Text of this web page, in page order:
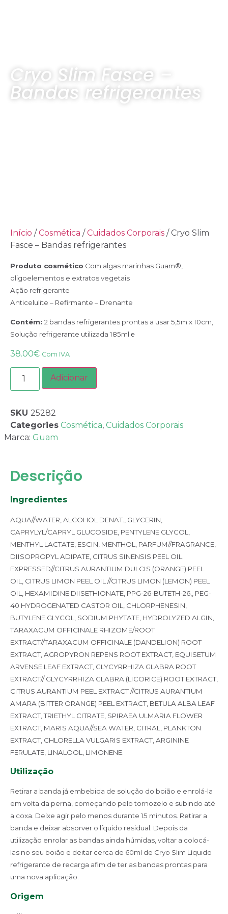
Cryo Slim Fasce –
Bandas refrigerantes
Início /Cosmética /Cuidados Corporais / Cryo Slim
Fasce – Bandas refrigerantes
Produto cosmético Com algas marinhas Guam®,
oligoelementos e extratos vegetais
Ação refrigerante
Anticelulite – Refirmante – Drenante
Contém: 2 bandas refrigerantes prontas a usar 5,5m x 10cm,
Solução refrigerante utilizada 185ml ℮
38.00€ Com IVA
Adicionar
SKU 25282
Categories Cosmética, Cuidados Corporais
Marca: Guam
Descrição
Ingredientes
AQUA//WATER, ALCOHOL DENAT., GLYCERIN,
CAPRYLYL/CAPRYL GLUCOSIDE, PENTYLENE GLYCOL,
MENTHYL LACTATE, ESCIN, MENTHOL, PARFUM//FRAGRANCE,
DIISOPROPYL ADIPATE, CITRUS SINENSIS PEEL OIL
EXPRESSED//CITRUS AURANTIUM DULCIS (ORANGE) PEEL
OIL, CITRUS LIMON PEEL OIL //CITRUS LIMON (LEMON) PEEL
OIL, HEXAMIDINE DIISETHIONATE, PPG-26-BUTETH-26,, PEG-
40 HYDROGENATED CASTOR OIL, CHLORPHENESIN,
BUTYLENE GLYCOL, SODIUM PHYTATE, HYDROLYZED ALGIN,
TARAXACUM OFFICINALE RHIZOME/ROOT
EXTRACT//TARAXACUM OFFICINALE (DANDELION) ROOT
EXTRACT, AGROPYRON REPENS ROOTEXTRACT, EQUISETUM
ARVENSE LEAF EXTRACT, GLYCYRRHIZA GLABRA ROOT
EXTRACT// GLYCYRRHIZA GLABRA (LICORICE) ROOT EXTRACT,
CITRUS AURANTIUM PEEL EXTRACT //CITRUS AURANTIUM
AMARA (BITTER ORANGE) PEEL EXTRACT, BETULA ALBA LEAF
EXTRACT, TRIETHYL CITRATE, SPIRAEA ULMARIA FLOWER
EXTRACT, MARIS AQUA//SEA WATER, CITRAL, PLANKTON
EXTRACT, CHLORELLA VULGARIS EXTRACT, ARGININE
FERULATE, LINALOOL, LIMONENE.
Utilização
Retirar a banda já embebida de solução do boião e enrolá-la
em volta da perna, começando pelo tornozelo e subindo até
a coxa. Deixe agir pelo menos durante 15 minutos. Retirar a
banda e deixar absorver o líquido residual. Depois da
utilização enrolar as bandas ainda húmidas, voltar a colocá-
las no seu boião e deitar cerca de 60ml de Cryo Slim Líquido
refrigerante de recarga afim de ter as bandas prontas para
uma nova aplicação.
Origem